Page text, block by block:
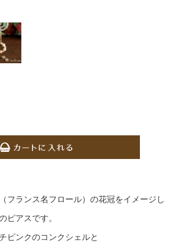
フランス名フロール）の花冠をイメージし
ピアスです。
ピンクのコンクシェルと